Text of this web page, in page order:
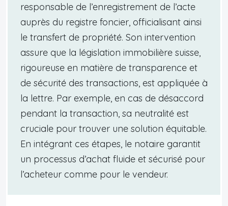
responsable de l’enregistrement de l’acte
auprès du registre foncier, officialisant ainsi
le transfert de propriété. Son intervention
assure que la législation immobilière suisse,
rigoureuse en matière de transparence et
de sécurité des transactions, est appliquée à
la lettre. Par exemple, en cas de désaccord
pendant la transaction, sa neutralité est
cruciale pour trouver une solution équitable.
En intégrant ces étapes, le notaire garantit
un processus d’achat fluide et sécurisé pour
l’acheteur comme pour le vendeur.